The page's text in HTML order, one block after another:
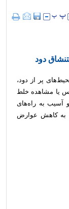
دود
پر از دود،
یا مشاهده خلط
آسیب به راه‌های
به کاهش عوارض